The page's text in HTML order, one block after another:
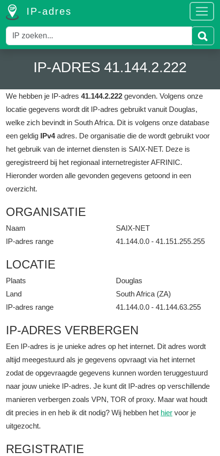
IP-adres
IP-ADRES 41.144.2.222
We hebben je IP-adres 41.144.2.222 gevonden. Volgens onze
locatie gegevens wordt dit IP-adres gebruikt vanuit Douglas,
welke zich bevindt in South Africa. Dit is volgens onze database
een geldig IPv4adres. De organisatie die de wordt gebruikt voor
het gebruik van de internet diensten is SAIX-NET. Deze is
geregistreerd bij het regionaal internetregister AFRINIC.
Hieronder worden alle gevonden gegevens getoond in een
overzicht.
ORGANISATIE
Naam
SAIX-NET
IP-adres range
41.144.0.0 - 41.151.255.255
LOCATIE
Plaats
Douglas
Land
South Africa (ZA)
IP-adres range
41.144.0.0 - 41.144.63.255
IP-ADRES VERBERGEN
Een IP-adres is je unieke adres op het internet. Dit adres wordt
altijd meegestuurd als je gegevens opvraagt via het internet
zodat de opgevraagde gegevens kunnen worden teruggestuurd
naar jouw unieke IP-adres. Je kunt dit IP-adres op verschillende
manieren verbergen zoals VPN, TOR of proxy. Maar wat houdt
dit precies in en heb ik dit nodig? Wij hebben het hier voor je
uitgezocht.
REGISTRATIE